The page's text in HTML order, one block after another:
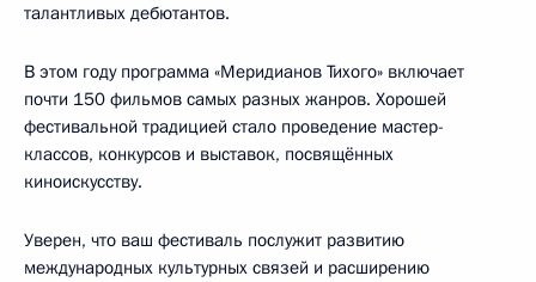
талантливых дебютантов.
В этом году программа «Меридианов Тихого» включает
почти 150 фильмов самых разных жанров. Хорошей
фестивальной традицией стало проведение мастер-
классов, конкурсов и выставок, посвящённых
киноискусству.
Уверен, что ваш фестиваль послужит развитию
международных культурных связей и расширению